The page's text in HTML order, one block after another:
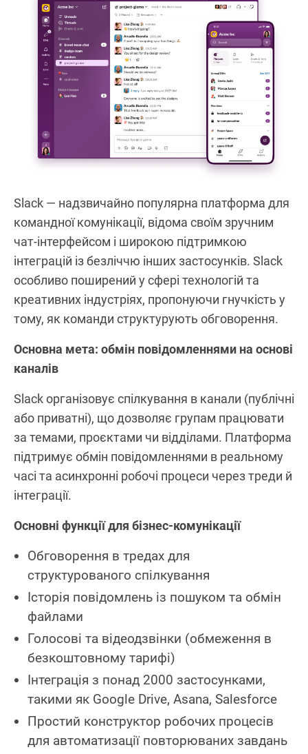
Slack — надзвичайно популярна платформа для
командної комунікації, відома своїм зручним
чат‑інтерфейсом і широкою підтримкою
інтеграцій із безліччю інших застосунків. Slack
особливо поширений у сфері технологій та
креативних індустріях, пропонуючи гнучкість у
тому, як команди структурують обговорення.
Основна мета: обмін повідомленнями на основі
каналів
Slack організовує спілкування в канали (публічні
або приватні), що дозволяє групам працювати
за темами, проєктами чи відділами. Платформа
підтримує обмін повідомленнями в реальному
часі та асинхронні робочі процеси через треди й
інтеграції.
Основні функції для бізнес‑комунікації
Обговорення в тредах для
структурованого спілкування
Історія повідомлень із пошуком та обмін
файлами
Голосові та відеодзвінки (обмеження в
безкоштовному тарифі)
Інтеграція з понад 2000 застосунками,
такими як Google Drive, Asana, Salesforce
Простий конструктор робочих процесів
для автоматизації повторюваних завдань